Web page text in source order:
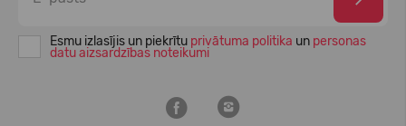
Esmu izlasījis un piekrītu privātuma politika un personas
datu aizsardzības noteikumi